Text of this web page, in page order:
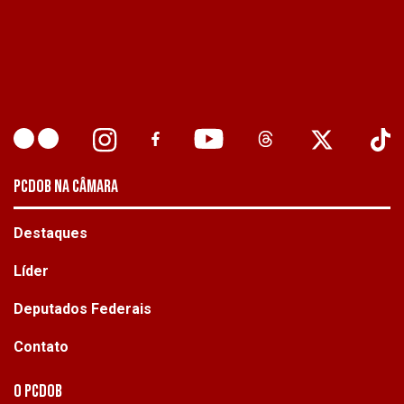
PCDOB NA CÂMARA
Destaques
Líder
Deputados Federais
Contato
O PCdoB